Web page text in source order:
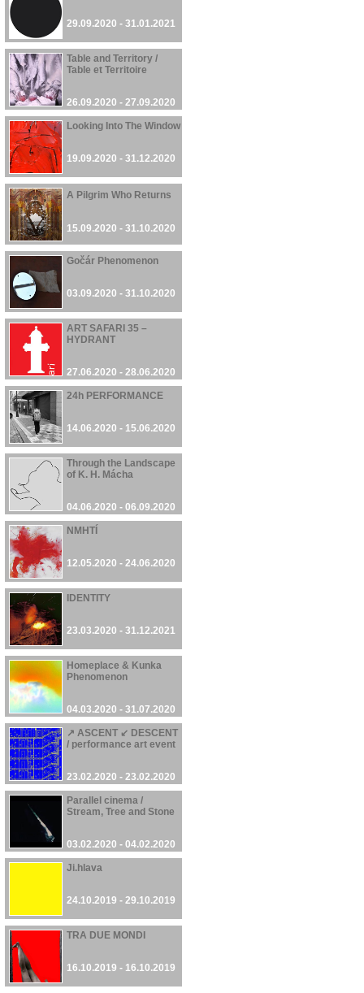
29.09.2020 - 31.01.2021
Table and Territory /
Table et Territoire
26.09.2020 - 27.09.2020
Looking Into The Window
19.09.2020 - 31.12.2020
A Pilgrim Who Returns
15.09.2020 - 31.10.2020
Gočár Phenomenon
03.09.2020 - 31.10.2020
ART SAFARI 35 –
HYDRANT
27.06.2020 - 28.06.2020
24h PERFORMANCE
14.06.2020 - 15.06.2020
Through the Landscape
of K. H. Mácha
04.06.2020 - 06.09.2020
NMHTÍ
12.05.2020 - 24.06.2020
IDENTITY
23.03.2020 - 31.12.2021
Homeplace & Kunka
Phenomenon
04.03.2020 - 31.07.2020
↗ ASCENT ↙ DESCENT
/ performance art event
23.02.2020 - 23.02.2020
Parallel cinema /
Stream, Tree and Stone
03.02.2020 - 04.02.2020
Ji.hlava
24.10.2019 - 29.10.2019
TRA DUE MONDI
16.10.2019 - 16.10.2019